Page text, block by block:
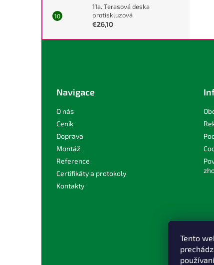
Tento
11a. Terasová deska
protiskluzová
€26,10
Navigace
O nás
Ceník
Doprava
Montáž
Reference
Certifikáty a protokoly
Kontakty